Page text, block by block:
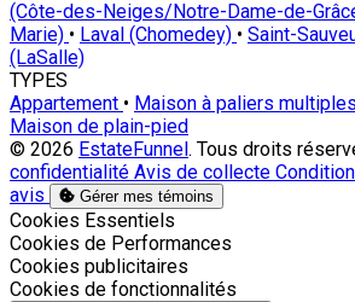
(Côte-des-Neiges/Notre-Dame-de-
Marie) • Laval (Chomedey) • Saint-
(LaSalle)
TYPES
Appartement • Maison à paliers multiples
Maison de plain-pied
© 2026 EstateFunnel. Tous droits
confidentialité Avis de collecte
avis
Gérer mes témoins
Activer
Cookies Essentiels
Activer
Cookies de Performances
Activer
Cookies publicitaires
Activer
Cookies de fonctionnalités